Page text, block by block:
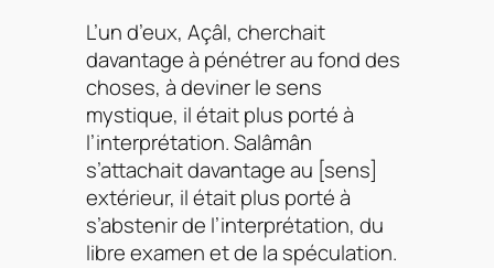
L’un d’eux, Açâl, cherchait
davantage à pénétrer au fond des
choses, à deviner le sens
mystique, il était plus porté à
l’interprétation. Salâmân
s’attachait davantage au [sens]
extérieur, il était plus porté à
s’abstenir de l’interprétation, du
libre examen et de la spéculation.